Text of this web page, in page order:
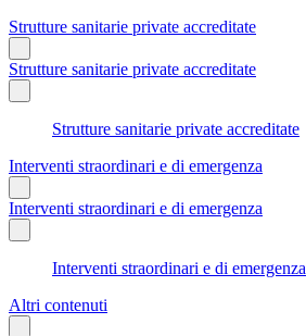
Strutture sanitarie private accreditate
Strutture sanitarie private accreditate
Strutture sanitarie private accreditate
Interventi straordinari e di emergenza
Interventi straordinari e di emergenza
Interventi straordinari e di emergenza
Altri contenuti